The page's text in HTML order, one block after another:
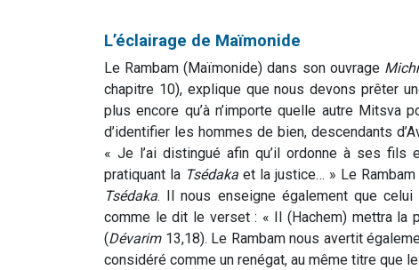
L’éclairage de Maïmonide
Le Rambam (Maïmonide) dans son ouvrage
chapitre 10), explique que nous devons prêter
plus encore qu’à n’importe quelle autre Mitsva
d’identifier les hommes de bien, descendants
« Je l’ai distingué afin qu’il ordonne à ses
pratiquant la Tsédaka et la justice… » Le Rambam
Tsédaka. Il nous enseigne également que
comme le dit le verset : « Il (Hachem) mettra
(Dévarim13,18). Le Rambam nous avertit
considéré comme un renégat, au même titre que